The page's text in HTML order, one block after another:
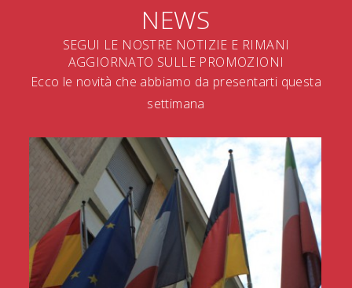
NEWS
SEGUI LE NOSTRE NOTIZIE E RIMANI
AGGIORNATO SULLE PROMOZIONI
Ecco le novità che abbiamo da presentarti questa
settimana